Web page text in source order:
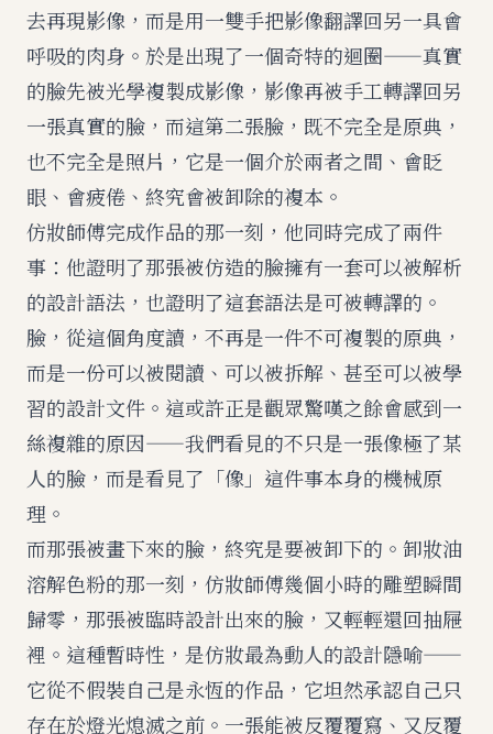
去再現影像，而是用一雙手把影像翻譯回另一具會
呼吸的肉身。於是出現了一個奇特的迴圈——真實
的臉先被光學複製成影像，影像再被手工轉譯回另
一張真實的臉，而這第二張臉，既不完全是原典，
也不完全是照片，它是一個介於兩者之間、會眨
眼、會疲倦、終究會被卸除的複本。
仿妝師傅完成作品的那一刻，他同時完成了兩件
事：他證明了那張被仿造的臉擁有一套可以被解析
的設計語法，也證明了這套語法是可被轉譯的。
臉，從這個角度讀，不再是一件不可複製的原典，
而是一份可以被閱讀、可以被拆解、甚至可以被學
習的設計文件。這或許正是觀眾驚嘆之餘會感到一
絲複雜的原因——我們看見的不只是一張像極了某
人的臉，而是看見了「像」這件事本身的機械原
理。
而那張被畫下來的臉，終究是要被卸下的。卸妝油
溶解色粉的那一刻，仿妝師傅幾個小時的雕塑瞬間
歸零，那張被臨時設計出來的臉，又輕輕還回抽屜
裡。這種暫時性，是仿妝最為動人的設計隱喻——
它從不假裝自己是永恆的作品，它坦然承認自己只
存在於燈光熄滅之前。一張能被反覆覆寫、又反覆